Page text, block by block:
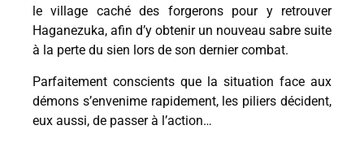
le village caché des forgerons pour y retrouver
Haganezuka, afin d’y obtenir un nouveau sabre suite
à la perte du sien lors de son dernier combat.
Parfaitement conscients que la situation face aux
démons s’envenime rapidement, les piliers décident,
eux aussi, de passer à l’action…